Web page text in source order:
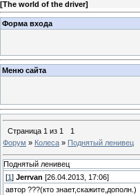
[The world of the driver]
Форма входа
Меню сайта
Страница 1 из 1
1
Форум » Колеса » Поднятый ленивец
Поднятый ленивец
[1 ] Jerrvan [26.04.2013, 17:06]
автор ???(кто знает,скажите,дополн.)